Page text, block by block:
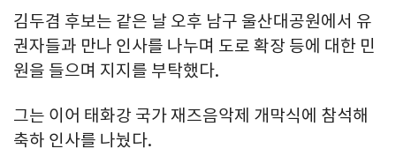
김두겸 후보는 같은 날 오후 남구 울산대공원에서 유
권자들과 만나 인사를 나누며 도로 확장 등에 대한 민
원을 들으며 지지를 부탁했다.
그는 이어 태화강 국가 재즈음악제 개막식에 참석해
축하 인사를 나눴다.